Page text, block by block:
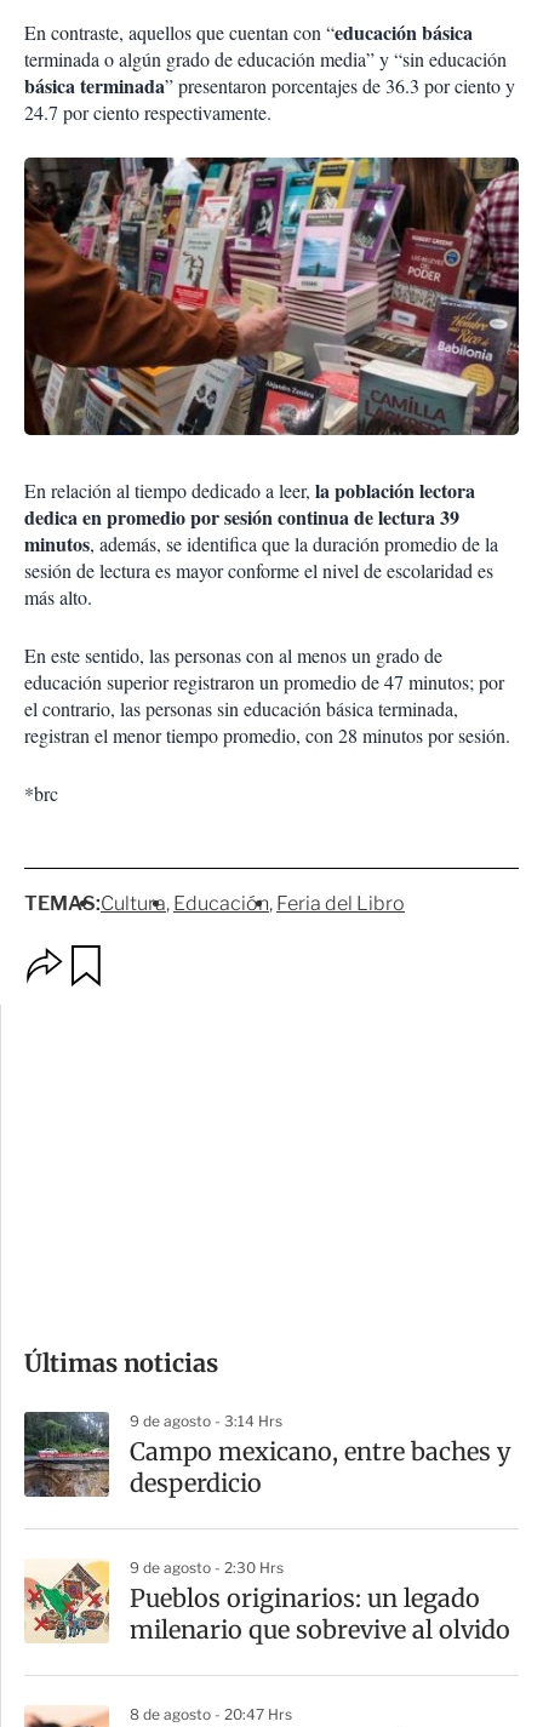
En contraste, aquellos que cuentan con “educación básica
terminada o algún grado de educación media” y “sin educación
básica terminada” presentaron porcentajes de 36.3 por ciento y
24.7 por ciento respectivamente.
En relación al tiempo dedicado a leer, la población lectora
dedica en promedio por sesión continua de lectura 39
minutos, además, se identifica que la duración promedio de la
sesión de lectura es mayor conforme el nivel de escolaridad es
más alto.
En este sentido, las personas con al menos un grado de
educación superior registraron un promedio de 47 minutos; por
el contrario, las personas sin educación básica terminada,
registran el menor tiempo promedio, con 28 minutos por sesión.
*brc
TEMAS:Cultura Educación Feria del Libro
p
m
a
r
t
i
r
Últimas noticias
9 de agosto - 3:14 Hrs
Campo mexicano, entre baches y
desperdicio
9 de agosto - 2:30 Hrs
Pueblos originarios: un legado
milenario que sobrevive al olvido
8 de agosto - 20:47 Hrs